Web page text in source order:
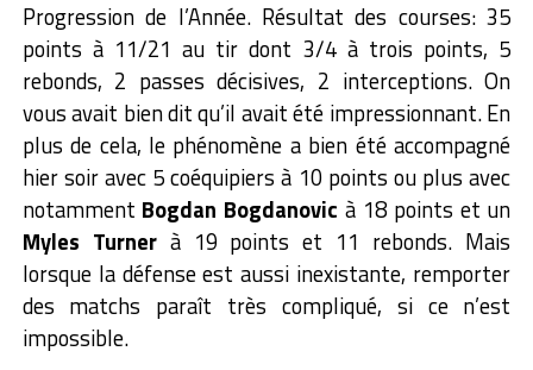
Progression de l’Année. Résultat des courses: 35
points à 11/21 au tir dont 3/4 à trois points, 5
rebonds, 2 passes décisives, 2 interceptions. On
vous avait bien dit qu’il avait été impressionnant. En
plus de cela, le phénomène a bien été accompagné
hier soir avec 5 coéquipiers à 10 points ou plus avec
notamment Bogdan Bogdanovic à 18 points et un
Myles Turnerà 19 points et 11 rebonds. Mais
lorsque la défense est aussi inexistante, remporter
des matchs paraît très compliqué, si ce n’est
impossible.